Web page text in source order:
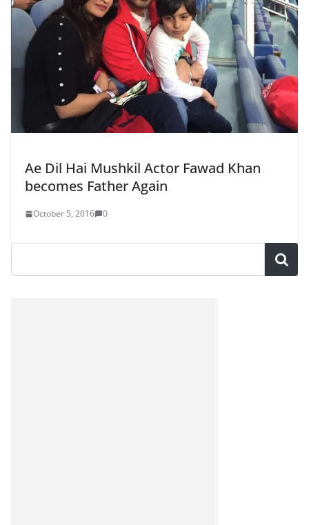
Ae Dil Hai Mushkil Actor Fawad Khan
becomes Father Again
October 5, 2016 0